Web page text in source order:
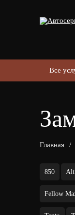
Все
Главная /
850
Fellow